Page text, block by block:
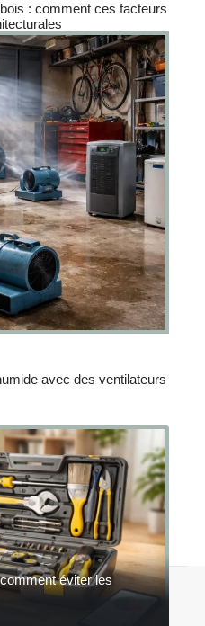
: comment ces facteurs
avec des ventilateurs
éviter les
légales Sitemap